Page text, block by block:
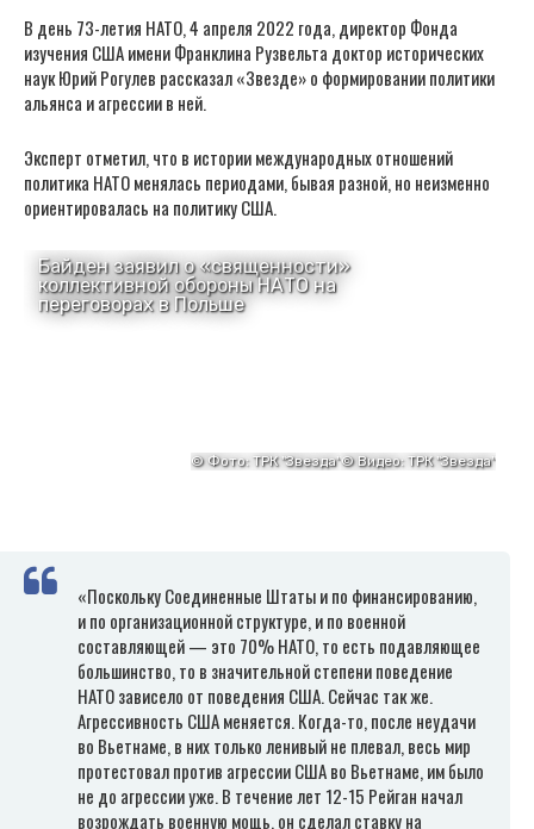
В день 73-летия НАТО, 4 апреля 2022 года, директор Фонда
изучения США имени Франклина Рузвельта доктор исторических
наук Юрий Рогулев рассказал «Звезде» о формировании политики
альянса и агрессии в ней.
Эксперт отметил, что в истории международных отношений
политика НАТО менялась периодами, бывая разной, но неизменно
ориентировалась на политику США.
«Поскольку Соединенные Штаты и по финансированию,
и по организационной структуре, и по военной
составляющей — это 70% НАТО, то есть подавляющее
большинство, то в значительной степени поведение
НАТО зависело от поведения США. Сейчас так же.
Агрессивность США меняется. Когда-то, после неудачи
во Вьетнаме, в них только ленивый не плевал, весь мир
протестовал против агрессии США во Вьетнаме, им было
не до агрессии уже. В течение лет 12-15 Рейган начал
возрождать военную мощь, он сделал ставку на